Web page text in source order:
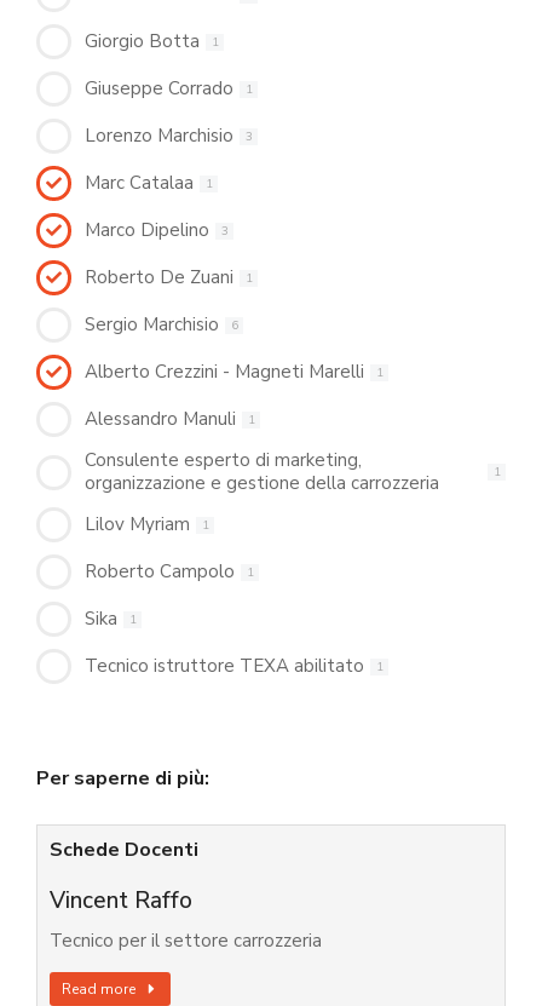
Giorgio Botta 1
Giuseppe Corrado 1
Lorenzo Marchisio 3
Marc Catalaa 1
Marco Dipelino 3
Roberto De Zuani 1
Sergio Marchisio 6
Alberto Crezzini - Magneti Marelli 1
Alessandro Manuli 1
Consulente esperto di marketing,
organizzazione e gestione della carrozzeria
1
Lilov Myriam 1
Roberto Campolo 1
Sika 1
Tecnico istruttore TEXA abilitato 1
Per saperne di più:
Schede Docenti
Vincent Raffo
Tecnico per il settore carrozzeria
Read more